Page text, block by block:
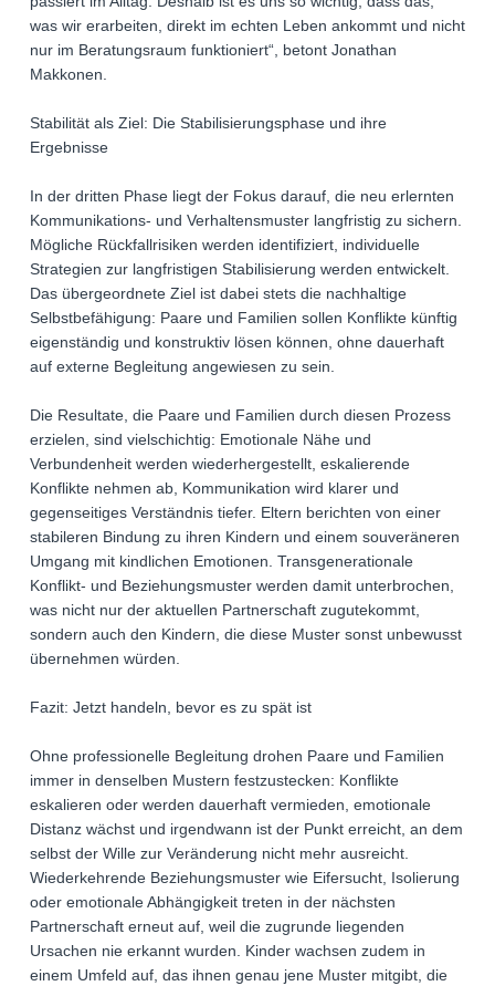
was wir erarbeiten, direkt im echten Leben ankommt und nicht
nur im Beratungsraum funktioniert“, betont Jonathan
Makkonen.
Stabilität als Ziel: Die Stabilisierungsphase und ihre
Ergebnisse
In der dritten Phase liegt der Fokus darauf, die neu erlernten
Kommunikations- und Verhaltensmuster langfristig zu sichern.
Mögliche Rückfallrisiken werden identifiziert, individuelle
Strategien zur langfristigen Stabilisierung werden entwickelt.
Das übergeordnete Ziel ist dabei stets die nachhaltige
Selbstbefähigung: Paare und Familien sollen Konflikte künftig
eigenständig und konstruktiv lösen können, ohne dauerhaft
auf externe Begleitung angewiesen zu sein.
Die Resultate, die Paare und Familien durch diesen Prozess
erzielen, sind vielschichtig: Emotionale Nähe und
Verbundenheit werden wiederhergestellt, eskalierende
Konflikte nehmen ab, Kommunikation wird klarer und
gegenseitiges Verständnis tiefer. Eltern berichten von einer
stabileren Bindung zu ihren Kindern und einem souveräneren
Umgang mit kindlichen Emotionen. Transgenerationale
Konflikt- und Beziehungsmuster werden damit unterbrochen,
was nicht nur der aktuellen Partnerschaft zugutekommt,
sondern auch den Kindern, die diese Muster sonst unbewusst
übernehmen würden.
Fazit: Jetzt handeln, bevor es zu spät ist
Ohne professionelle Begleitung drohen Paare und Familien
immer in denselben Mustern festzustecken: Konflikte
eskalieren oder werden dauerhaft vermieden, emotionale
Distanz wächst und irgendwann ist der Punkt erreicht, an dem
selbst der Wille zur Veränderung nicht mehr ausreicht.
Wiederkehrende Beziehungsmuster wie Eifersucht, Isolierung
oder emotionale Abhängigkeit treten in der nächsten
Partnerschaft erneut auf, weil die zugrunde liegenden
Ursachen nie erkannt wurden. Kinder wachsen zudem in
einem Umfeld auf, das ihnen genau jene Muster mitgibt, die